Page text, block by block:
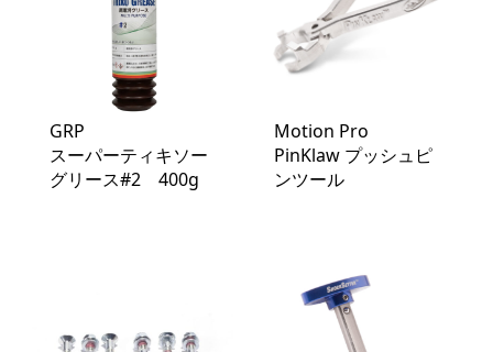
GRP
スーパーティキソー
グリース#2 400g
Motion Pro
PinKlaw プッシュピ
ンツール